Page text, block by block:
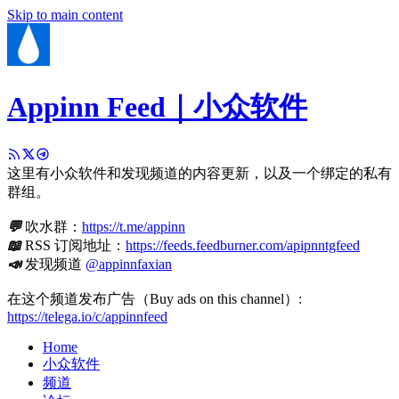
Skip to main content
Appinn Feed｜小众软件
这里有小众软件和发现频道的内容更新，以及一个绑定的私有
群组。
💬吹水群： https://t.me/appinn
📖RSS 订阅地址： https://feeds.feedburner.com/apipnntgfeed
📣发现频道 @appinnfaxian
在这个频道发布广告（Buy ads on this channel）:
https://telega.io/c/appinnfeed
Home
小众软件
频道